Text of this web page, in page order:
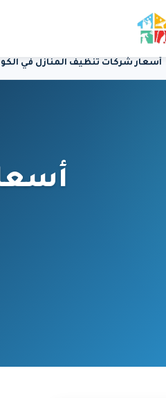
أسعار شركات تنظيف المنازل في الكويت